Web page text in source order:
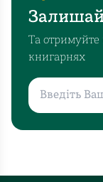
Та отримуйте
книгарнях